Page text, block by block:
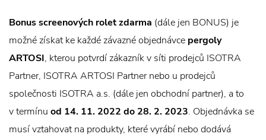
Bonus screenových rolet zdarma (dále jen BONUS) je
možné získat ke každé závazné objednávce pergoly
ARTOSI, kterou potvrdí zákazník v síti prodejců ISOTRA
Partner, ISOTRA ARTOSI Partner nebo u prodejců
společnosti ISOTRA a.s. (dále jen obchodní partner), a to
v termínu od 14. 11. 2022 do 28. 2. 2023. Objednávka se
musí vztahovat na produkty, které vyrábí nebo dodává